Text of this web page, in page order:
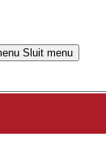
Sluit menu